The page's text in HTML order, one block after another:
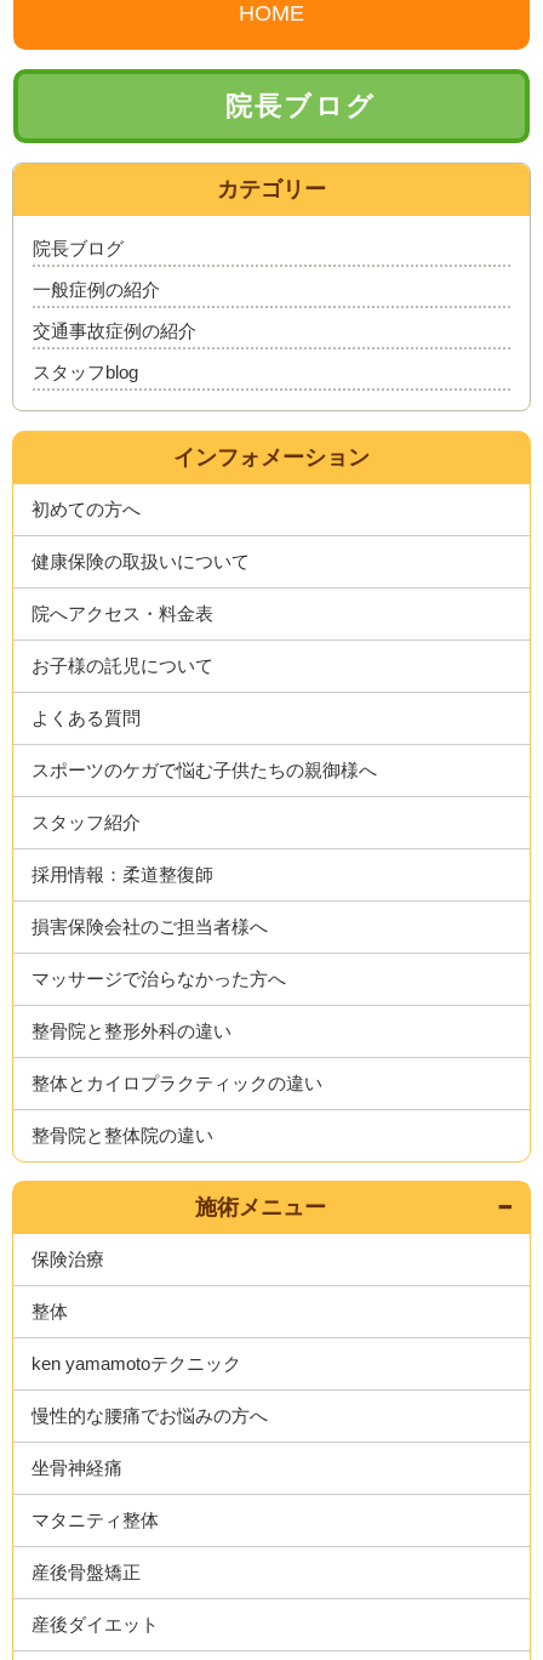
HOME
院長ブログ
カテゴリー
院長ブログ
一般症例の紹介
交通事故症例の紹介
スタッフblog
インフォメーション
初めての方へ
健康保険の取扱いについて
院へアクセス・料金表
お子様の託児について
よくある質問
スポーツのケガで悩む子供たちの親御様へ
スタッフ紹介
採用情報：柔道整復師
損害保険会社のご担当者様へ
マッサージで治らなかった方へ
整骨院と整形外科の違い
整体とカイロプラクティックの違い
整骨院と整体院の違い
施術メニュー
保険治療
整体
ken yamamotoテクニック
慢性的な腰痛でお悩みの方へ
坐骨神経痛
マタニティ整体
産後骨盤矯正
産後ダイエット